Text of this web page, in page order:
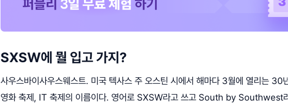
SXSW에 뭘 입고 가지?
사우스바이사우스웨스트. 미국 텍사스 주 오스틴 시에서 해마다 3월에 열리는 30
영화 축제, IT 축제의 이름이다. 영어로 SXSW라고 쓰고 South by Southwest